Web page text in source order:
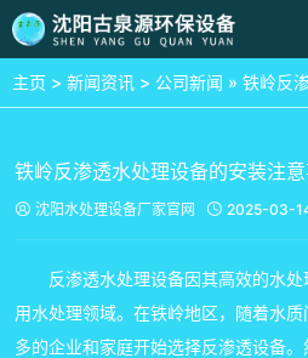
主页 > 新闻资讯 > 公司新闻 » 铁岭反
铁岭反渗透水处理设备的安装注
 沈阳水处理设备厂家官网  2025-03-
反渗透水处理设备因其高效的水
用水处理领域。在铁岭地区，随着水
多的企业和家庭开始选择反渗透设备